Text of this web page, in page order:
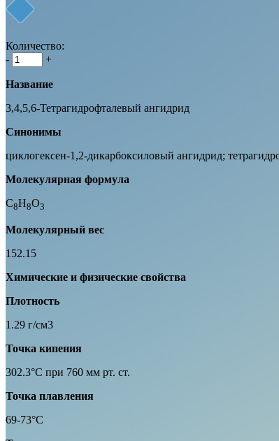
Количество:
-
+
Название
3,4,5,6-Тетрагидрофталевый ангидрид
Синонимы
циклогексен-1,2-дикарбоксиловый ангидрид;
Молекулярная формула
C8H8O3
Молекулярный вес
152.15
Химические и физические свойства
Плотность
1.29 г/см3
Точка кипения
302.3°C при 760 мм рт. ст.
Точка плавления
69-73°C